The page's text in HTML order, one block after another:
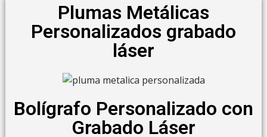
Plumas Metálicas
Personalizados grabado
láser
Bolígrafo Personalizado con
Grabado Láser